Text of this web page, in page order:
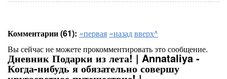
Комментарии (61): «первая «назадвверх^
Вы сейчас не можете прокомментировать это сообщение.
Дневник Подарки из лета! | Annataliya -
Когда-нибудь я обязательно совершу